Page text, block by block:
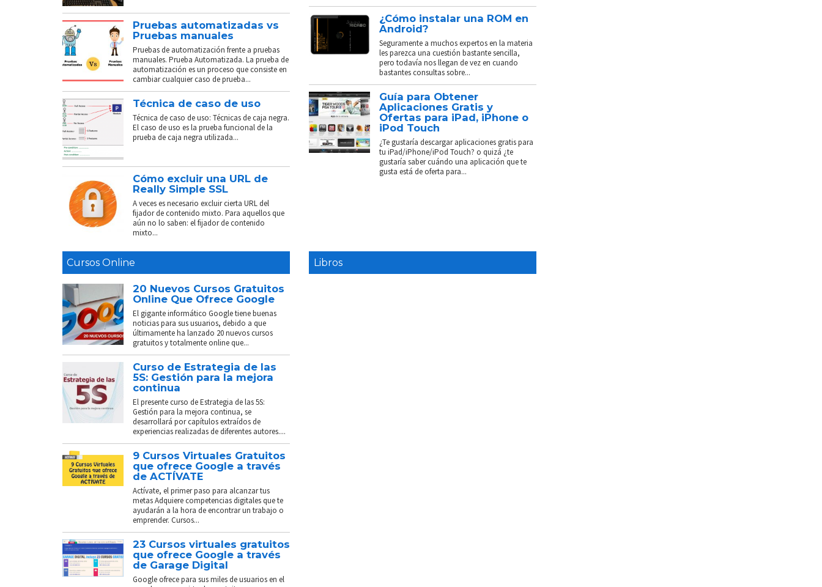
Pruebas automatizadas vs
Pruebas manuales
Pruebas de automatización frente a pruebas
manuales. Prueba Automatizada. La prueba de
automatización es un proceso que consiste en
cambiar cualquier caso de prueba...
Técnica de caso de uso
Técnica de caso de uso: Técnicas de caja negra.
El caso de uso es la prueba funcional de la
prueba de caja negra utilizada...
Cómo excluir una URL de
Really Simple SSL
A veces es necesario excluir cierta URL del
fijador de contenido mixto. Para aquellos que
aún no lo saben: el fijador de contenido
mixto...
¿Cómo instalar una ROM en
Android?
Seguramente a muchos expertos en la materia
les parezca una cuestión bastante sencilla,
pero todavía nos llegan de vez en cuando
bastantes consultas sobre...
Guía para Obtener
Aplicaciones Gratis y
Ofertas para iPad, iPhone o
iPod Touch
¿Te gustaría descargar aplicaciones gratis para
tu iPad/iPhone/iPod Touch? o quizá ¿te
gustaría saber cuándo una aplicación que te
gusta está de oferta para...
Cursos Online
20 Nuevos Cursos Gratuitos
Online Que Ofrece Google
El gigante informático Google tiene buenas
noticias para sus usuarios, debido a que
últimamente ha lanzado 20 nuevos cursos
gratuitos y totalmente online que...
Curso de Estrategia de las
5S: Gestión para la mejora
continua
El presente curso de Estrategia de las 5S:
Gestión para la mejora continua, se
desarrollará por capítulos extraídos de
experiencias realizadas de diferentes autores....
9 Cursos Virtuales Gratuitos
que ofrece Google a través
de ACTÍVATE
Actívate, el primer paso para alcanzar tus
metas Adquiere competencias digitales que te
ayudarán a la hora de encontrar un trabajo o
emprender. Cursos...
23 Cursos virtuales gratuitos
que ofrece Google a través
de Garage Digital
Google ofrece para sus miles de usuarios en el
Libros